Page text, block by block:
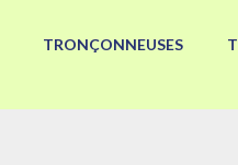
TRONÇONNEUSES